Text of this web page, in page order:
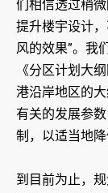
们相信透过稍
提升楼宇设计
风的效果”。我
《分区计划大
港沿岸地区的
有关的发展参
制，以适当地
到目前为止，